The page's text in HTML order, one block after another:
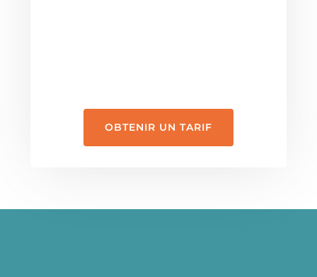
OBTENIR UN TARIF